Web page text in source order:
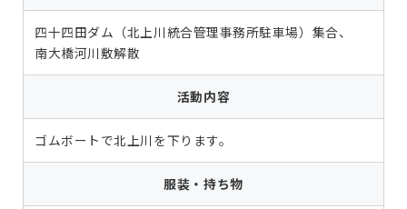
四十四田ダム（北上川統合管理事務所駐車場）集合、
南大橋河川敷解散
活動内容
ゴムボートで北上川を下ります。
服装・持ち物